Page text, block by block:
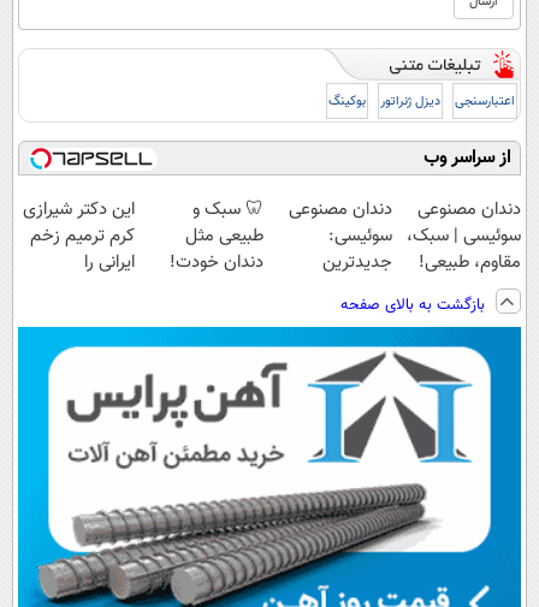
اعتبارسنجی دیزل ژنراتور بوکینگ
از سراسر وب
دندان مصنوعی
سوئیسی | سبک،
مقاوم، طبیعی!
ویزیت
رایگان+پرداخت
اقساطی😍
دندان مصنوعی
سوئیسی:
جدیدترین
سبک و مقاوم |
پرداخت قسطی
🦷 سبک و
طبیعی مثل
دندان خودت!
💳 📍 تهران
این دکتر شیرازی
کرم ترمیم زخم
ایرانی را
بازگشت به بالای صفحه